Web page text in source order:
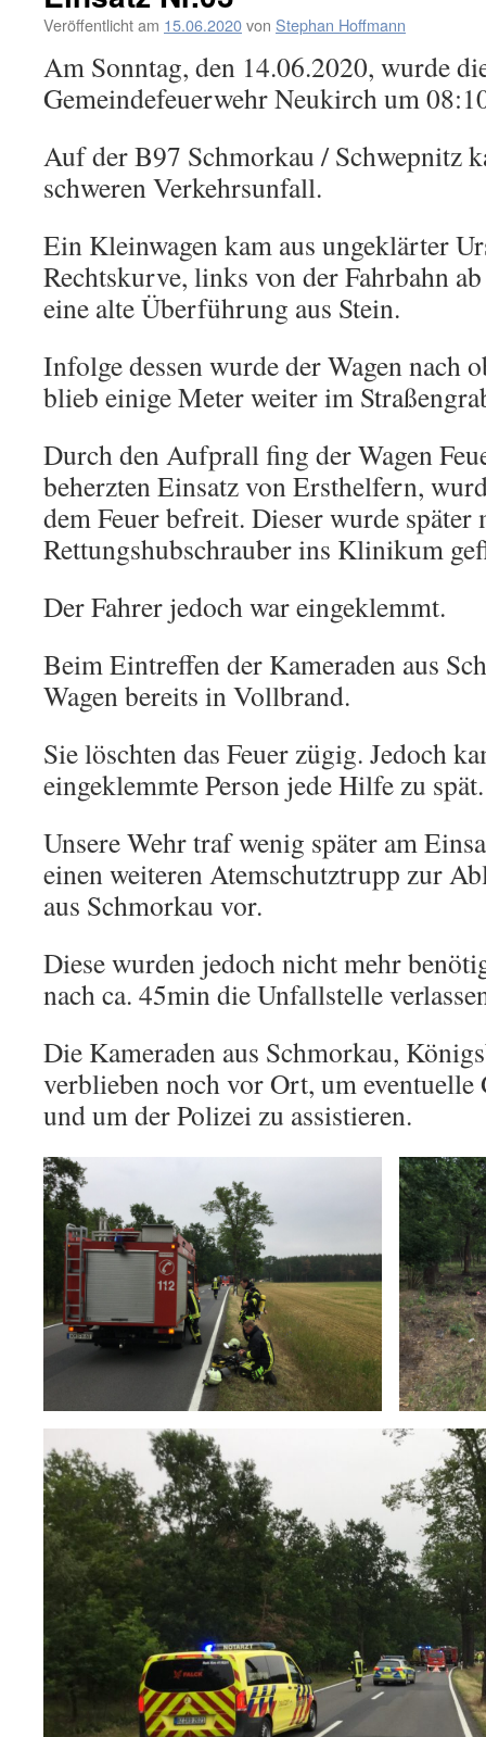
Veröffentlicht am 15.06.2020von Stephan Hoffmann
Am Sonntag, den 14.06.2020, wurde
Gemeindefeuerwehr Neukirch um
Auf der B97 Schmorkau / Schwepnitz
schweren Verkehrsunfall.
Ein Kleinwagen kam aus ungeklärter
Rechtskurve, links von der Fahrbahn
eine alte Überführung aus Stein.
Infolge dessen wurde der Wagen nach
blieb einige Meter weiter im
Durch den Aufprall fing der Wagen
beherzten Einsatz von Ersthelfern,
dem Feuer befreit. Dieser wurde später
Rettungshubschrauber ins Klinikum
Der Fahrer jedoch war eingeklemmt.
Beim Eintreffen der Kameraden aus
Wagen bereits in Vollbrand.
Sie löschten das Feuer zügig. Jedoch
eingeklemmte Person jede Hilfe zu spät.
Unsere Wehr traf wenig später am
einen weiteren Atemschutztrupp zur
aus Schmorkau vor.
Diese wurden jedoch nicht mehr
nach ca. 45min die Unfallstelle
Die Kameraden aus Schmorkau,
verblieben noch vor Ort, um eventuelle
und um der Polizei zu assistieren.